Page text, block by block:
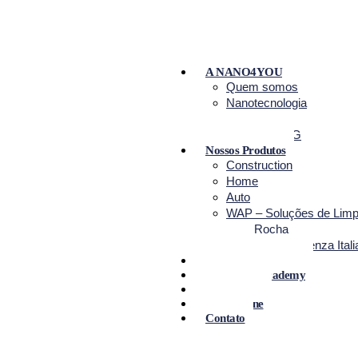
A NANO4YOU
Quem somos
Nanotecnologia
Relatório ESG
Nossos Produtos
Construction
Home
Auto
WAP – Soluções de
NanoRocha
Primax – Eccellenza
Nano4You Academy
Loja Online
Contato